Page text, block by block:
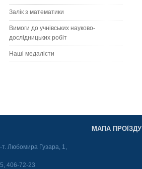
Залік з математики
Вимоги до учнівських науково-
дослідницьких робіт
Наші медалісти
т. Любомира Гузара, 1,
406-72-23
МАПА ПРОЇЗДУ